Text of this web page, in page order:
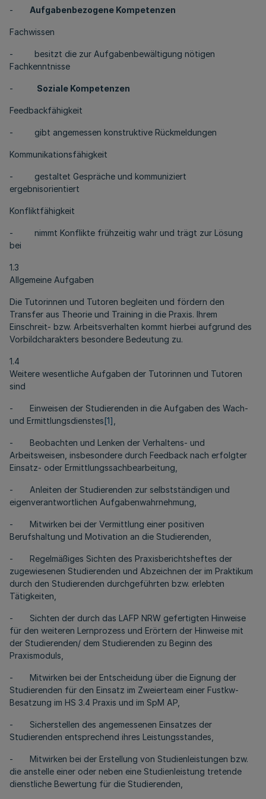
- Aufgabenbezogene Kompetenzen
Fachwissen
- besitzt die zur Aufgabenbewältigung nötigen
Fachkenntnisse
- Soziale Kompetenzen
Feedbackfähigkeit
- gibt angemessen konstruktive Rückmeldungen
Kommunikationsfähigkeit
- gestaltet Gespräche und kommuniziert
ergebnisorientiert
Konfliktfähigkeit
- nimmt Konflikte frühzeitig wahr und trägt zur Lösung
bei
1.3
Allgemeine Aufgaben
Die Tutorinnen und Tutoren begleiten und fördern den
Transfer aus Theorie und Training in die Praxis. Ihrem
Einschreit- bzw. Arbeitsverhalten kommt hierbei aufgrund des
Vorbildcharakters besondere Bedeutung zu.
1.4
Weitere wesentliche Aufgaben der Tutorinnen und Tutoren
sind
- Einweisen der Studierenden in die Aufgaben des Wach-
und Ermittlungsdienstes[1]
- Beobachten und Lenken der Verhaltens- und
Arbeitsweisen, insbesondere durch Feedback nach erfolgter
Einsatz- oder Ermittlungssachbearbeitung,
- Anleiten der Studierenden zur selbstständigen und
eigenverantwortlichen Aufgabenwahrnehmung,
- Mitwirken bei der Vermittlung einer positiven
Berufshaltung und Motivation an die Studierenden,
- Regelmäßiges Sichten des Praxisberichtsheftes der
zugewiesenen Studierenden und Abzeichnen der im Praktikum
durch den Studierenden durchgeführten bzw. erlebten
Tätigkeiten,
- Sichten der durch das LAFP NRW gefertigten Hinweise
für den weiteren Lernprozess und Erörtern der Hinweise mit
der Studierenden/ dem Studierenden zu Beginn des
Praxismoduls,
- Mitwirken bei der Entscheidung über die Eignung der
Studierenden für den Einsatz im Zweierteam einer Fustkw-
Besatzung im HS 3.4 Praxis und im SpM AP,
- Sicherstellen des angemessenen Einsatzes der
Studierenden entsprechend ihres Leistungsstandes,
- Mitwirken bei der Erstellung von Studienleistungen bzw.
die anstelle einer oder neben eine Studienleistung tretende
dienstliche Bewertung für die Studierenden,